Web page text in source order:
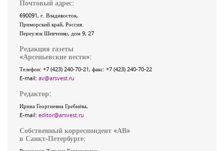
Почтовый адрес:
690091, г. Владивосток,
Приморский край, Россия
Переулок Шевченко, дом 9, 27
Редакция газеты
«Арсеньевские вести»:
Телефон: +7 (423) 240-70-21, факс: +7 (423) 240-70-22
E-mail: av@arsvest.ru
Редактор:
Ирина Георгиевна Гребнёва,
E-mail: editor@arsvest.ru
Собственный корреспондент «АВ»
в Санкт-Петербурге: